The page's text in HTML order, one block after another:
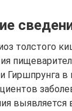
толстого
Гиршпрунга
выявляется